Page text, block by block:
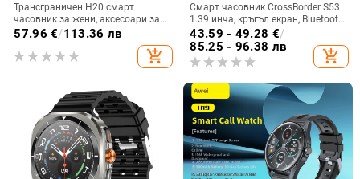
Трансграничен H20 смарт
часовник за жени, аксесоари за
здраве, обаждане на сън,
наблюдение на физиологичния
цикъл на жените, носене на
57.96 €/113.36 лв
add_shopping_cart
Смарт часовник CrossBorder S53
1.39 инча, кръгъл екран, Bluetooth,
крачкомер, наблюдение на съня,
кръвно налягане, мулти-спорт,
метеорологични условия
43.59 - 49.28 €/
85.25 - 96.38 лв
add_shopping_cart